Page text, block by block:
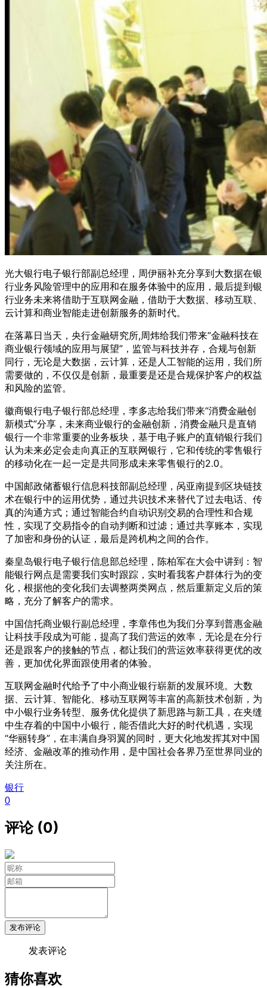
光大银行电子银行部副总经理，周伊丽补充分享到大数据在银
行业务风险管理中的应用和在服务体验中的应用，最后提到银
行业务未来将借助于互联网金融，借助于大数据、移动互联、
云计算和商业智能走进创新服务的新时代。
在落幕日当天，央行金融研究所,周炜给我们带来“金融科技在
商业银行领域的应用与展望”，监管与科技并存，合规与创新
同行，无论是大数据，云计算，还是人工智能的运用，我们所
需要做的，不仅仅是创新，最重要是还是合规保护客户的权益
和风险的监管。
徽商银行电子银行部总经理，李多志给我们带来“消费金融创
新模式”分享，未来商业银行的金融创新，消费金融只是直销
银行一个非常重要的业务板块，基于电子账户的直销银行我们
认为未来必定会走向真正的互联网银行，它和传统的零售银行
的移动化在一起一定是共同形成未来零售银行的2.0。
中国邮政储蓄银行信息科技部副总经理，呙亚南提到区块链技
术在银行中的运用优势，通过共识技术来替代了过去电话、传
真的沟通方式；通过智能合约自动识别交易的合理性和合规
性，实现了交易指令的自动判断和过滤；通过共享账本，实现
了加密和身份的认证，最后是跨机构之间的合作。
秦皇岛银行电子银行信息部总经理，陈柏军在大会中讲到：智
能银行网点是需要我们实时跟踪，实时看我客户群体行为的变
化，根据他的变化我们去调整两类网点，然后重新定义后的策
略，充分了解客户的需求。
中国信托商业银行副总经理，李章伟也为我们分享到普惠金融
让科技手段成为可能，提高了我们营运的效率，无论是在分行
还是跟客户的接触的节点，都让我们的营运效率获得更优的改
善，更加优化界面跟使用者的体验。
互联网金融时代给予了中小商业银行崭新的发展环境。大数
据、云计算、智能化、移动互联网等丰富的高新技术创新，为
中小银行业务转型、服务优化提供了新思路与新工具，在夹缝
中生存着的中国中小银行，能否借此大好的时代机遇，实现
“华丽转身”，在丰满自身羽翼的同时，更大化地发挥其对中国
经济、金融改革的推动作用，是中国社会各界乃至世界同业的
关注所在。
银行
0
评论 (0)
发布评论
发表评论
猜你喜欢